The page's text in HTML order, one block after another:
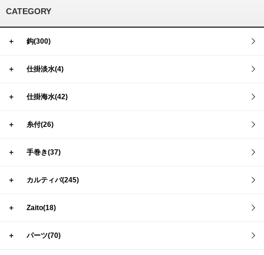
CATEGORY
＋ 鈎(300)
＋ 仕掛淡水(4)
＋ 仕掛海水(42)
＋ 糸付(26)
＋ 手巻き(37)
＋ カルティバ(245)
＋ Zaito(18)
＋ パーツ(70)